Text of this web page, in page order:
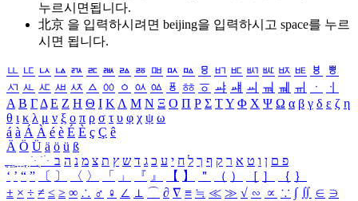
누르시면됩니다.
北京 을 입력하시려면 beijing을 입력하시고 space를 누르
시면 됩니다.
ㅥ ㅦ ㅧ ㅨ ㅩ ㅪ ㅫ ㅬ ㅭ ㅮ ㅯ ㅰ ㅱ ㅲ ㅳ ㅴ ㅵ ㅶ ㅷ ㅸ
ㅹ
ㅺ ㅻ ㅼ ㅽ ㅾ ㅿ ㆀ ㆁ ㆂ ㆃ ㆄ ㆅ ㆆ ㆇ ㆈ ㆉ ㆊ ㆋ ㆌ ㆍ
ㆎ
Α Β ΓΔ Ε Ζ Η Θ Ι ΚΛ Μ Ν Ξ Ο Π Ρ Σ ΤΥ Φ Χ Ψ Ω α β γ δ ε ζ η
θ ι κ λ μ ν ξ ο π ρ σ τ υ φ χ ψ ω
á à Á À é è É È ç Ç ê
Ä Ö Ü ä ö ü ß
ִֶֹ ֻּ ׁׂ פ ם ן ו ט א ר ק ף ך ל ח י ע כ ג ד ש ץ ת צ מ נ ה ב
‘ ’ “ ” 〔 〕 〈 〉 「 」 『 』 【 】 ＂ （ ） ［ ］ ｛ ｝
± × ÷ ≠ ≤ ≥ ∞ ∴ ♂ ♀ ∠ ⊥ ⌒ ∂ ∇ ≡ ≒ ≪ ≫ √ ∽ ∝ ∵ ∫ ∬ ∈ ∋